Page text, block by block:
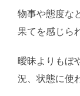
物事や態度な
果てを感じら
曖昧よりもぼ
況、状態に使